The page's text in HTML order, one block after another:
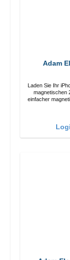
Adam
Laden Sie Ihr
magnetischen 2-in-1-
einfacher
ermöglicht
Funktionen